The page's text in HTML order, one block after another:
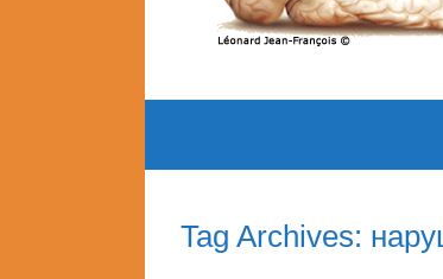
Tag Archives: